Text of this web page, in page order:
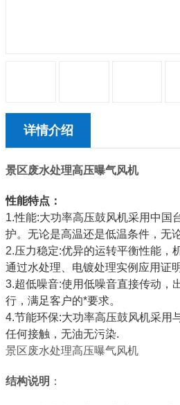
详情介绍
景区废水处理高压曝气风机
性能特点：
1.性能:大功率高压鼓风机采用中国
护。无论是高温还是低温条件，无
2.压力稳定:优异的运转平衡性能，
通过水处理、电镀处理实例应用证
3.超低噪音:使用低噪音直接传动，
行，满足客户的*要求。
4.节能环保:大功率高压鼓风机采用
任何接触，无油无污染.
景区废水处理高压曝气风机
结构说明 ：